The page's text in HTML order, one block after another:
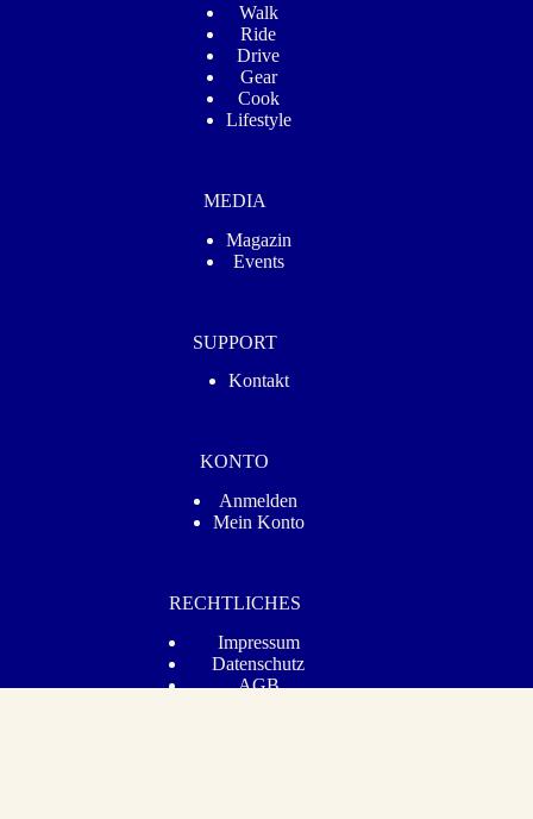
Walk
Ride
Drive
Gear
Cook
Lifestyle
MEDIA
Magazin
Events
SUPPORT
Kontakt
KONTO
Anmelden
Mein Konto
RECHTLICHES
Impressum
Datenschutz­
AGB